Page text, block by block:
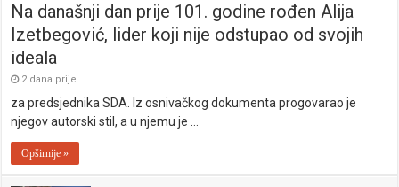
Na današnji dan prije 101. godine rođen Alija
Izetbegović, lider koji nije odstupao od svojih
ideala
2 dana prije
za predsjednika SDA. Iz osnivačkog dokumenta progovarao je
njegov autorski stil, a u njemu je …
Opširnije »